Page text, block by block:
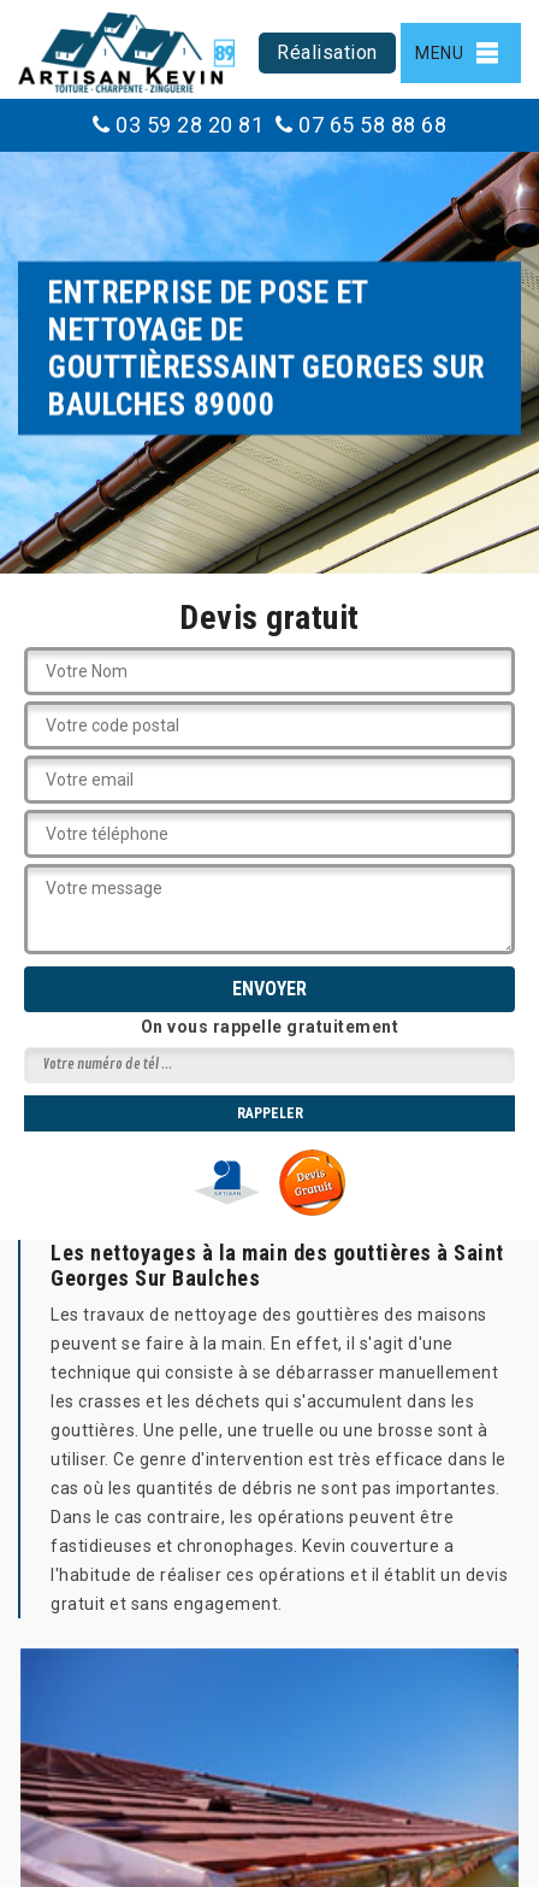
Réalisation MENU
03 59 28 20 81 07 65 58 88 68
ENTREPRISE DE POSE ET
NETTOYAGE DE
GOUTTIÈRESSAINT GEORGES SUR
BAULCHES 89000
Devis gratuit
On vous rappelle gratuitement
Les nettoyages à la main des gouttières à Saint
Georges Sur Baulches
Les travaux de nettoyage des gouttières des maisons
peuvent se faire à la main. En effet, il s'agit d'une
technique qui consiste à se débarrasser manuellement
les crasses et les déchets qui s'accumulent dans les
gouttières. Une pelle, une truelle ou une brosse sont à
utiliser. Ce genre d'intervention est très efficace dans le
cas où les quantités de débris ne sont pas importantes.
Dans le cas contraire, les opérations peuvent être
fastidieuses et chronophages. Kevin couverture a
l'habitude de réaliser ces opérations et il établit un devis
gratuit et sans engagement.